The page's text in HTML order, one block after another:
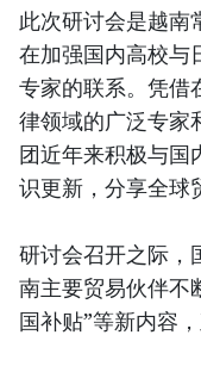
此次研讨会是越南
在加强国内高校与
专家的联系。凭借
律领域的广泛专家
团近年来积极与国
识更新，分享全球
研讨会召开之际，
南主要贸易伙伴不
国补贴”等新内容